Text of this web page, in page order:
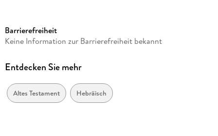
Reihe
Autor/Autorin
Verlag/Hersteller
Editorial Verbo Divino
Barrierefreiheit
Keine Information zur Barrierefreiheit bekannt
Entdecken Sie mehr
Altes Testament Hebräisch